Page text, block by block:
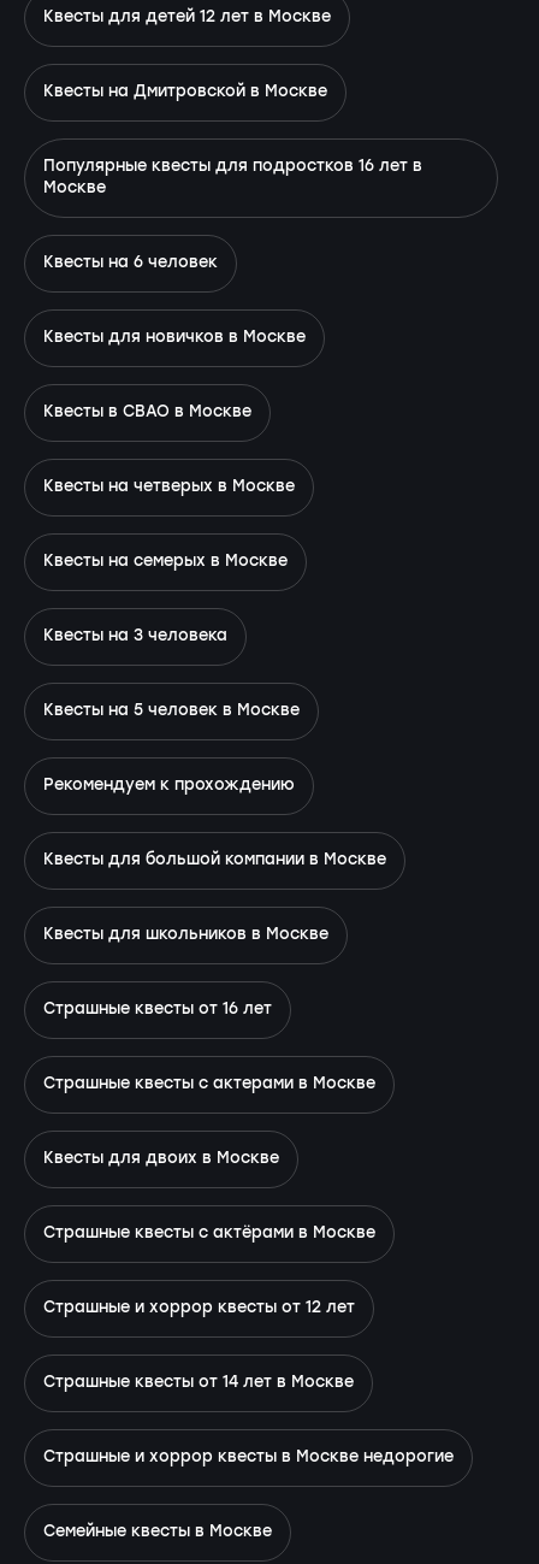
Квесты для детей 12 лет в Москве
Квесты на Дмитровской в Москве
Популярные квесты для подростков 16 лет в
Москве
Квесты на 6 человек
Квесты для новичков в Москве
Квесты в СВАО в Москве
Квесты на четверых в Москве
Квесты на семерых в Москве
Квесты на 3 человека
Квесты на 5 человек в Москве
Рекомендуем к прохождению
Квесты для большой компании в Москве
Квесты для школьников в Москве
Страшные квесты от 16 лет
Страшные квесты с актерами в Москве
Квесты для двоих в Москве
Страшные квесты с актёрами в Москве
Страшные и хоррор квесты от 12 лет
Страшные квесты от 14 лет в Москве
Страшные и хоррор квесты в Москве недорогие
Семейные квесты в Москве